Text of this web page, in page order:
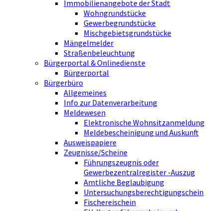
Immobilienangebote der Stadt
Wohngrundstücke
Gewerbegrundstücke
Mischgebietsgrundstücke
Mängelmelder
Straßenbeleuchtung
Bürgerportal & Onlinedienste
Bürgerportal
Bürgerbüro
Allgemeines
Info zur Datenverarbeitung
Meldewesen
Elektronische Wohnsitzanmeldung
Meldebescheinigung und Auskunft
Ausweispapiere
Zeugnisse/Scheine
Führungszeugnis oder
Gewerbezentralregister -Auszug
Amtliche Beglaubigung
Untersuchungsberechtigungschein
Fischereischein